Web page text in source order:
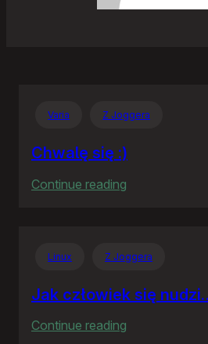
Varia Z Joggera
Chwalę się :)
Continue reading
Linux Z Joggera
Jak człowiek się
Continue reading